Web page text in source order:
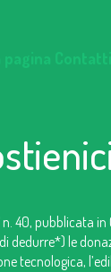
40, pubblicata
dedurre*) le
tecnologica,